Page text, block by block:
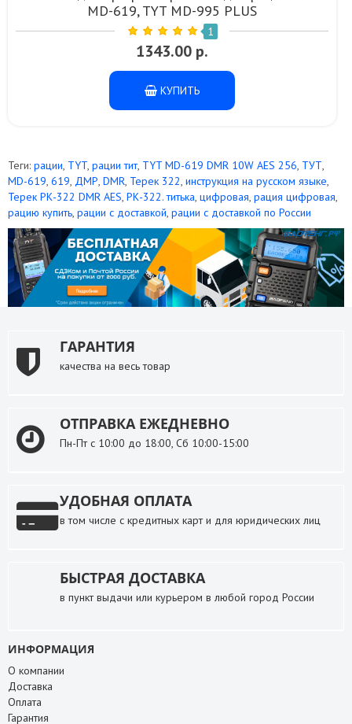
MD-619, TYT MD-995 PLUS
1
1343.00 р.
КУПИТЬ
Теги: рации, TYT, рации тит, TYT MD-619 DMR 10W AES 256, ТУТ,
MD-619, 619, ДМР, DMR, Терек 322, инструкция на русском языке,
Терек РК-322 DMR AES, РК-322. титька, цифровая, рация цифровая,
рацию купить, рации с доставкой, рации с доставкой по России
ГАРАНТИЯ
качества на весь товар
ОТПРАВКА ЕЖЕДНЕВНО
Пн-Пт с 10:00 до 18:00, Сб 10:00-15:00
УДОБНАЯ ОПЛАТА
в том числе с кредитных карт и для юридических лиц
БЫСТРАЯ ДОСТАВКА
в пункт выдачи или курьером в любой город России
ИНФОРМАЦИЯ
О компании
Доставка
Оплата
Гарантия